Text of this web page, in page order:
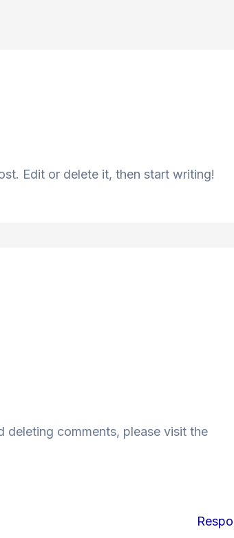
Edit or delete it, then start writing!
comments, please visit the